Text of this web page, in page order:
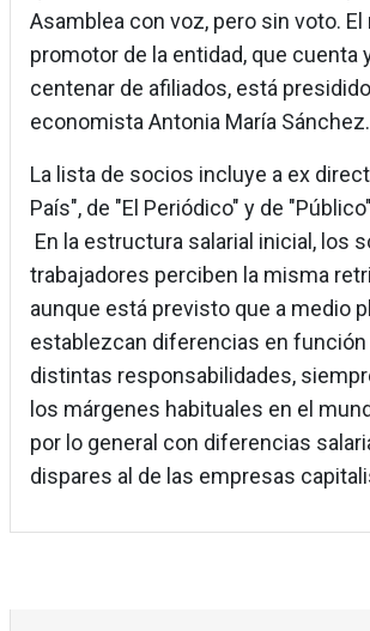
Asamblea con voz, pero sin voto. El
promotor de la entidad, que cuenta
centenar de afiliados, está
economista Antonia María Sánchez.
La lista de socios incluye a ex
País", de "El Periódico" y de "Público"
En la estructura salarial inicial, los
trabajadores perciben la misma
aunque está previsto que a medio
establezcan diferencias en función
distintas responsabilidades,
los márgenes habituales en el
por lo general con diferencias
dispares al de las empresas